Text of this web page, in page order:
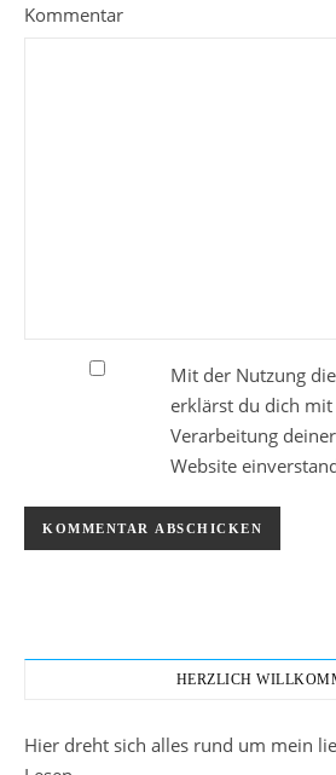
Kommentar
Mit der Nutzung
erklärst du dich
Verarbeitung
Website
HERZLICH
Hier dreht sich alles rund um mein